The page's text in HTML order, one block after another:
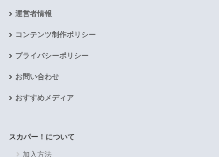
運営者情報
コンテンツ制作ポリシー
プライバシーポリシー
お問い合わせ
おすすめメディア
スカパー！について
加入方法